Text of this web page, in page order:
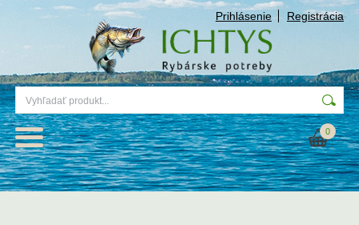
Prihlásenie Registrácia
0